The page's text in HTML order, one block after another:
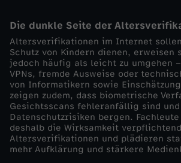
u
g
e
n
d
Die dunkle Seite der
Altersverifikationen im Internet
Schutz von Kindern dienen, erweisen
jedoch häufig als leicht zu umgehen
VPNs, fremde Ausweise oder
von Informatikern sowie
zeigen zudem, dass biometrische
Gesichtsscans fehleranfällig sind
Datenschutzrisiken bergen.
deshalb die Wirksamkeit
Altersverifikationen und plädieren
mehr Aufklärung und stärkere